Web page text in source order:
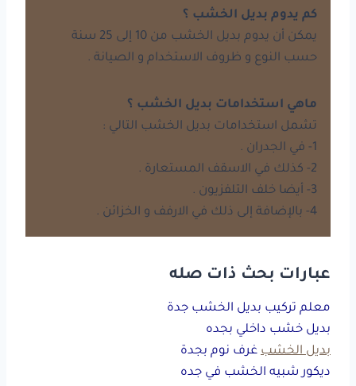
كم يدوم بديل الخشب ؟
يمكن أن يدوم بديل الخشب من 10 إلى 25 سنة
حسب النوع و ظروف الاستخدام و الصيانة .
ماهي استخدامات بديل الخشب ؟
تشمل استخدامات بديل الخشب التالي :
1- في الجدران .
2- كذلك في الاسقف المستعارة .
3- أيضا خلف التلفزيون .
4- بالإضافة إلى ذلك في الارفف و الخزائن .
عبارات بحث ذات صله
معلم تركيب بديل الخشب جدة
بديل خشب داخلي بجده
بديل الخشب غرف نوم بجدة
ديكور شبيه الخشب في جده